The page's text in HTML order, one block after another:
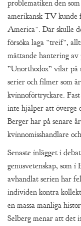
problematiken den
amerikansk TV kunde
America”. Där skulle
försöka laga ”treif”,
mättande hantering av
”Unorthodox” vilar på
serier och filmer som
kvinnoförtryckare.
inte hjälper att överge
Berger har på senare
kvinnomisshandlare
Senaste inlägget i
genusvetenskap, som i
avhandlat serien har
individen kontra
en massa manliga
Selberg menar att det